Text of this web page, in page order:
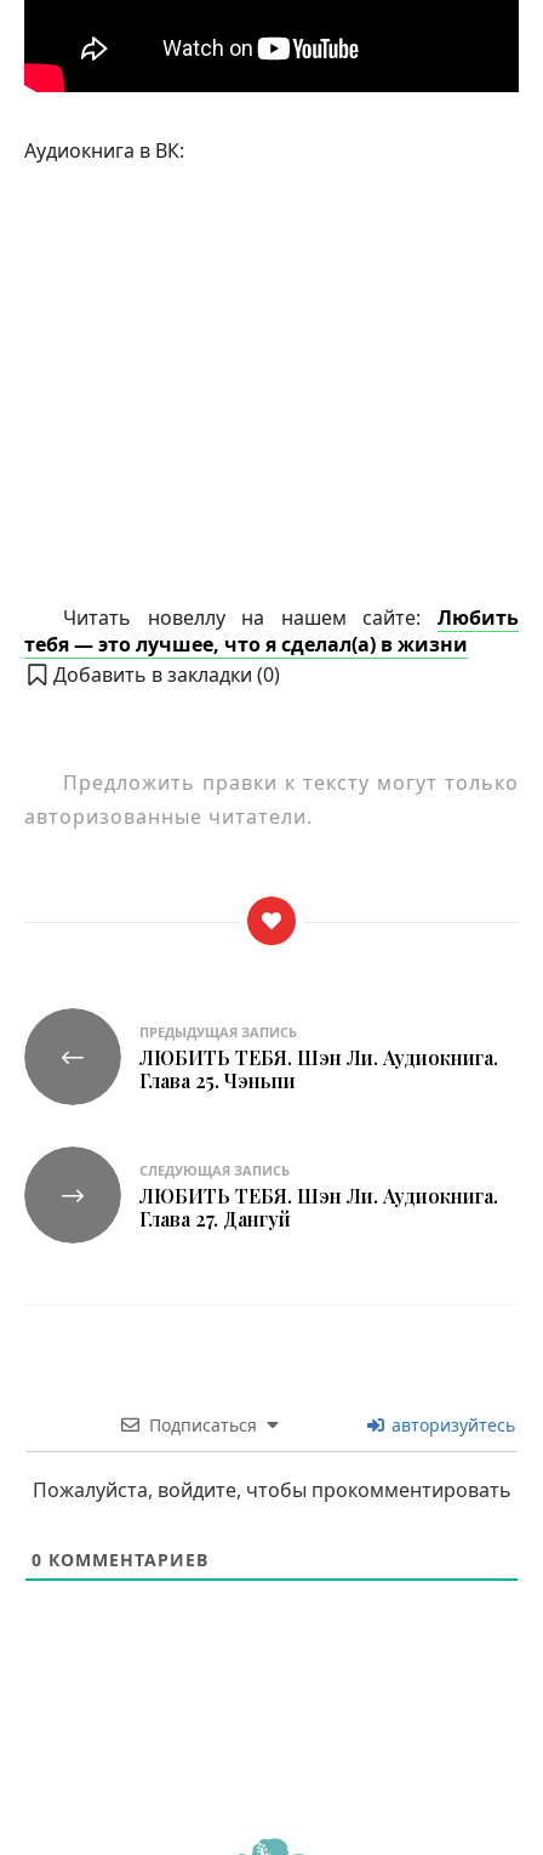
Аудиокнига в ВК:
Читать новеллу на нашем сайте: Любить
тебя — это лучшее, что я сделал(а) в жизни
Добавить в закладки (0)
Предложить правки к тексту могут только
авторизованные читатели.
Навигация
по
записям
ПРЕДЫДУЩАЯ ЗАПИСЬ
ЛЮБИТЬ ТЕБЯ. Шэн Ли. Аудиокнига.
Глава 25. Чэньпи
СЛЕДУЮЩАЯ ЗАПИСЬ
ЛЮБИТЬ ТЕБЯ. Шэн Ли. Аудиокнига.
Глава 27. Дангуй
Подписаться авторизуйтесь
Пожалуйста, войдите, чтобы прокомментировать
0 КОММЕНТАРИЕВ